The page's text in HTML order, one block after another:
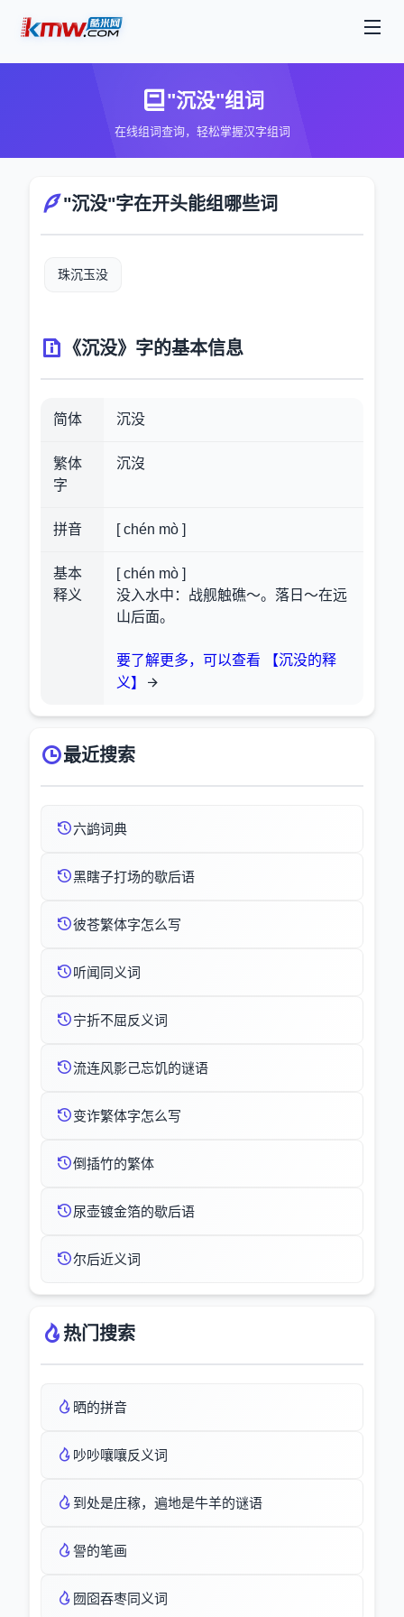
"沉没"组词
在线组词查询，轻松掌握汉字组词
"沉没"字在开头能组哪些词
珠沉玉没
《沉没》字的基本信息
简体 沉没
繁体
字
沉沒
拼音 [ chén mò ]
基本
释义
[ chén mò ]
没入水中：战舰触礁～。落日～在远
山后面。
要了解更多，可以查看 【沉没的释
义】
最近搜索
六鹢词典
黑瞎子打场的歇后语
彼苍繁体字怎么写
听闻同义词
宁折不屈反义词
流连风影己忘饥的谜语
变诈繁体字怎么写
倒插竹的繁体
尿壶镀金箔的歇后语
尔后近义词
热门搜索
晒的拼音
吵吵嚷嚷反义词
到处是庄稼，遍地是牛羊的谜语
諐的笔画
囫囵吞枣同义词